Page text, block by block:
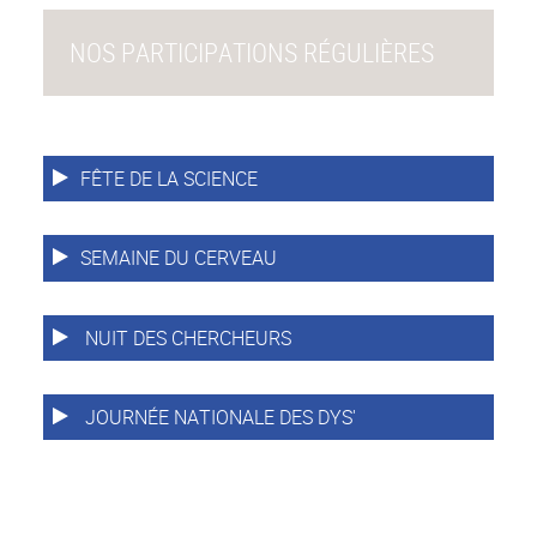
NOS PARTICIPATIONS RÉGULIÈRES
FÊTE DE LA SCIENCE
SEMAINE DU CERVEAU
NUIT DES CHERCHEURS
JOURNÉE NATIONALE DES DYS'